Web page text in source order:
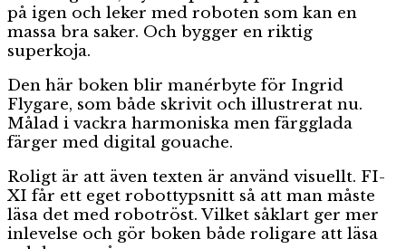
på igen och leker med roboten som kan en
massa bra saker. Och bygger en riktig
superkoja.
Den här boken blir manérbyte för Ingrid
Flygare, som både skrivit och illustrerat nu.
Målad i vackra harmoniska men färgglada
färger med digital gouache.
Roligt är att även texten är använd visuellt. FI-
XI får ett eget robottypsnitt så att man måste
läsa det med robotröst. Vilket såklart ger mer
inlevelse och gör boken både roligare att läsa